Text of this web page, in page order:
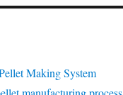
Making System